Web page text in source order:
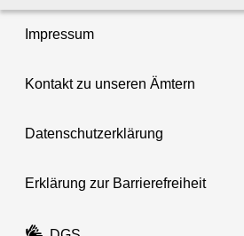
Impressum
Kontakt zu unseren Ämtern
Datenschutzerklärung
Erklärung zur Barrierefreiheit